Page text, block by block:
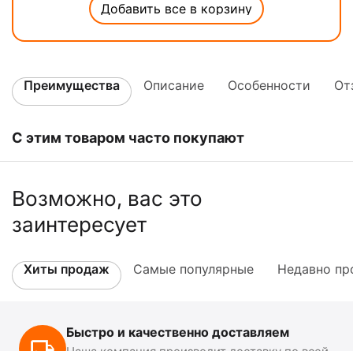
Добавить все в корзину
Преимущества Описание Особенности
С этим товаром часто покупают
Возможно, вас это
заинтересует
Хиты продаж Самые популярные Недавно
Быстро и качественно доставляем